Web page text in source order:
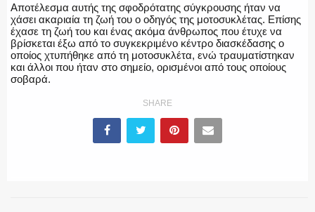
Η ΦΩΝΗ ΣΟΥ
Αποτέλεσμα αυτής της σφοδρότατης σύγκρουσης ήταν να
χάσει ακαριαία τη ζωή του ο οδηγός της μοτοσυκλέτας. Επίσης
έχασε τη ζωή του και ένας ακόμα άνθρωπος που έτυχε να
βρίσκεται έξω από το συγκεκριμένο κέντρο διασκέδασης ο
οποίος χτυπήθηκε από τη μοτοσυκλέτα, ενώ τραυματίστηκαν
και άλλοι που ήταν στο σημείο, ορισμένοι από τους οποίους
σοβαρά.
SHARE